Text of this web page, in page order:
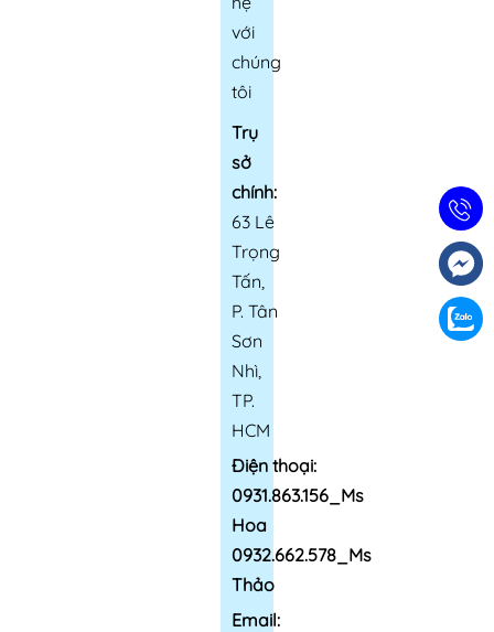
với
chúng
tôi
Trụ
sở
chính:
63 Lê
Trọng
Tấn,
P. Tân
Sơn
Nhì,
TP.
HCM
Điện thoại:
0931.863.156_Ms
Hoa
0932.662.578_Ms
Thảo
Email: